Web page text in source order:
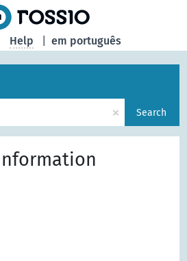
em português
Help
× Search